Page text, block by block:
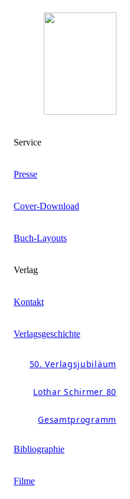
Service
Presse
Cover-Download
Buch-Layouts
Verlag
Kontakt
Verlagsgeschichte
50. Verlagsjubiläum
Lothar Schirmer 80
Gesamtprogramm
Bibliographie
Filme